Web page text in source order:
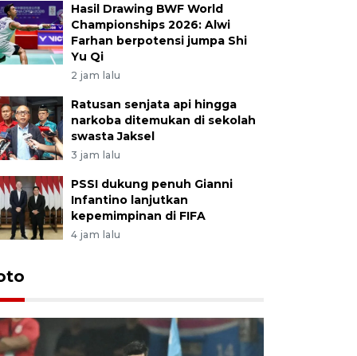
Hasil Drawing BWF World
Championships 2026: Alwi
Farhan berpotensi jumpa Shi
Yu Qi
2 jam lalu
Ratusan senjata api hingga
narkoba ditemukan di sekolah
swasta Jaksel
3 jam lalu
PSSI dukung penuh Gianni
Infantino lanjutkan
kepemimpinan di FIFA
4 jam lalu